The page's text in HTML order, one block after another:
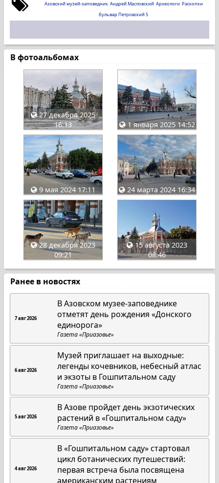
Азовский музей-заповедник Андрей Масловский Археологи Раскопки
бульвар Петровский 5
В фотоальбомах
27 декабря 2025
16:13
1 января 2025 14:52
9 мая 2024 17:11 24 марта 2024 16:34
28 декабря 2023
09:21
15 августа 2023
08:46
Ранее в новостях
7 авг 2026
В Азовском музее-заповеднике
отметят день рождения «Донского
единорога»
Газета «Приазовье»
6 авг 2026
Музей приглашает на выходные:
легенды кочевников, небесный атлас
и экзоты в Гошпитальном саду
Газета «Приазовье»
5 авг 2026
В Азове пройдет день экзотических
растений в «Гошпитальном саду»
Газета «Приазовье»
4 авг 2026
В «Гошпитальном саду» стартовал
цикл ботанических путешествий:
первая встреча была посвящена
американским растениям